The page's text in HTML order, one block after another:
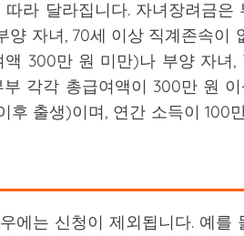
라 달라집니다. 자녀장려금은
양 자녀, 70세 이상 직계존속이
300만 원 미만)나 부양 자녀
각각 총급여액이 300만 원
후 출생)이며, 연간 소득이 100
에는 신청이 제외됩니다. 예를